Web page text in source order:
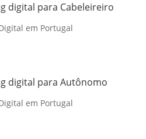
digital para Cabeleireiro
em Portugal
digital para Autônomo
em Portugal